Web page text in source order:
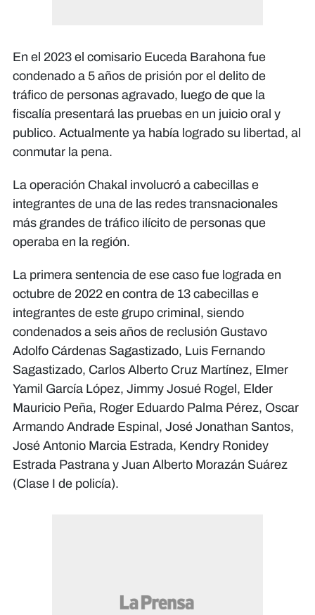
En el 2023 el comisario Euceda Barahona fue
condenado a 5 años de prisión por el delito de
tráfico de personas agravado, luego de que la
fiscalía presentará las pruebas en un juicio oral y
publico. Actualmente ya había logrado su libertad, al
conmutar la pena.
La operación Chakal involucró a cabecillas e
integrantes de una de las redes transnacionales
más grandes de tráfico ilícito de personas que
operaba en la región.
La primera sentencia de ese caso fue lograda en
octubre de 2022 en contra de 13 cabecillas e
integrantes de este grupo criminal, siendo
condenados a seis años de reclusión Gustavo
Adolfo Cárdenas Sagastizado, Luis Fernando
Sagastizado, Carlos Alberto Cruz Martínez, Elmer
Yamil García López, Jimmy Josué Rogel, Elder
Mauricio Peña, Roger Eduardo Palma Pérez, Oscar
Armando Andrade Espinal, José Jonathan Santos,
José Antonio Marcia Estrada, Kendry Ronidey
Estrada Pastrana y Juan Alberto Morazán Suárez
(Clase I de policía).